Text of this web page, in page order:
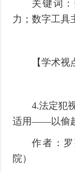
关键词
力；数字工具
【学术视
4.法定犯
适用——以偷
作者：
院）